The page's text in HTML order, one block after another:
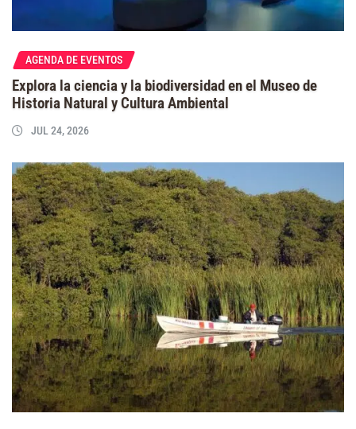
AGENDA DE EVENTOS
Explora la ciencia y la biodiversidad en el Museo de
Historia Natural y Cultura Ambiental
JUL 24, 2026